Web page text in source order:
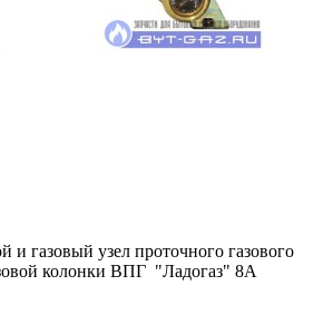
и газовый узел проточного газового
колонки ВПГ "Ладогаз" 8А